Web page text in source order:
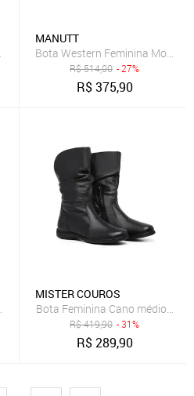
Western Bordado Cano Longo Salto
MANUTT
Bota Western Feminina
R$514,00 - 27%
R$375,90
Bota Feminina Over The Knee Em Couro Com Zíper Confortável
MISTER COUROS
R$419,90 - 31%
R$289,90